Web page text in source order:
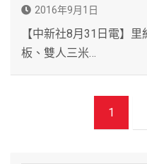
2016年9月1日
【中新社8月31日電】
板、雙人三米…
1